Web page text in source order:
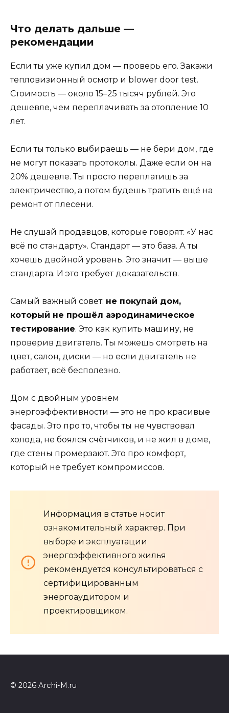
Что делать дальше —
рекомендации
Если ты уже купил дом — проверь его. Закажи
тепловизионный осмотр и blower door test.
Стоимость — около 15–25 тысяч рублей. Это
дешевле, чем переплачивать за отопление 10
лет.
Если ты только выбираешь — не бери дом, где
не могут показать протоколы. Даже если он на
20% дешевле. Ты просто переплатишь за
электричество, а потом будешь тратить ещё на
ремонт от плесени.
Не слушай продавцов, которые говорят: «У нас
всё по стандарту». Стандарт — это база. А ты
хочешь двойной уровень. Это значит — выше
стандарта. И это требует доказательств.
Самый важный совет: не покупай дом,
который не прошёл аэродинамическое
тестирование. Это как купить машину, не
проверив двигатель. Ты можешь смотреть на
цвет, салон, диски — но если двигатель не
работает, всё бесполезно.
Дом с двойным уровнем
энергоэффективности — это не про красивые
фасады. Это про то, чтобы ты не чувствовал
холода, не боялся счётчиков, и не жил в доме,
где стены промерзают. Это про комфорт,
который не требует компромиссов.
Информация в статье носит
ознакомительный характер. При
выборе и эксплуатации
энергоэффективного жилья
рекомендуется консультироваться с
сертифицированным
энергоаудитором и
проектировщиком.
© 2026 Archi-M.ru